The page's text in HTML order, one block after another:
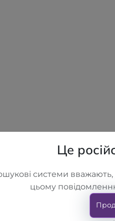
Це
системи
цьому